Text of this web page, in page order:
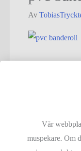
Vår
muspekare. Om
Av
Copyright © - 2026